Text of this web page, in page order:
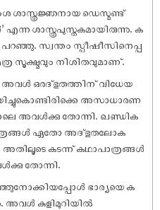
ശാസ്ത്രജ്ഞനായ ഡെസ്മണ്ട്
എന്ന ശാസ്ത്രപുസ്തകമായിരുന്നു. ക
സ്വന്തം സ്പീഷീസിനെപ്പ
സൂക്ഷ്മവും നിശിതവുമാണ്.
അവൾ ഒരദ്ഭുതത്തിന് വിധേയ
അസാധാരണ
അവൾക്കു തോന്നി. ഖണ്ഡിക
ഏതോ അദ്ഭുതലോക
അതിലൂടെ കടന്ന് കഥാപാത്രങ്ങൾ
തോന്നി.
ഭാര്യയെ ക
അവൾ കുളിമുറിയിൽ